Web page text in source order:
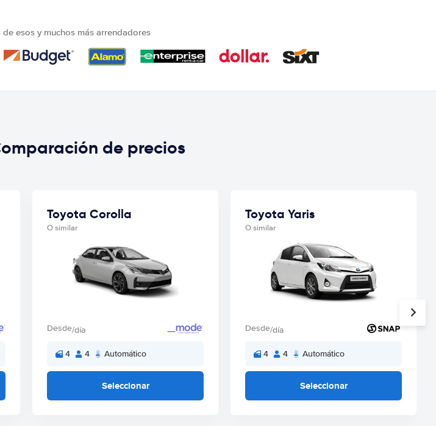
esos y muchos más arrendadores
de precios
Toyota Corolla
O similar
Desde/día
4 4 Automático
Seleccionar
Toyota Yaris
O similar
Desde/día
4 4 Automático
Seleccionar